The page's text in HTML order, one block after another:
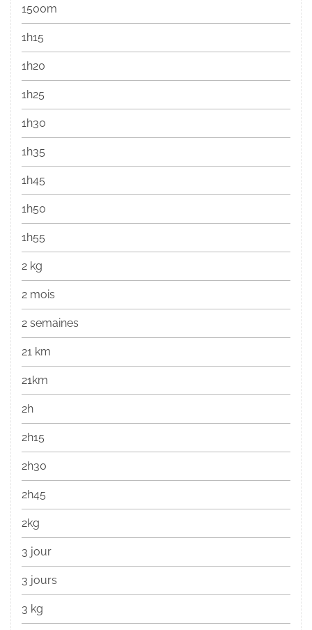
1500m
1h15
1h20
1h25
1h30
1h35
1h45
1h50
1h55
2 kg
2 mois
2 semaines
21 km
21km
2h
2h15
2h30
2h45
2kg
3 jour
3 jours
3 kg